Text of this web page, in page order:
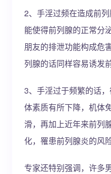
2、手淫过频在造成前
能使得前列腺的正常分
朋友的排泄功能构成危
列腺的话同样容易诱发
3、手淫过于频繁的话
体素质有所下降，机体
滑，再加上近年来前列
化，罹患前列腺炎的风
专家还特别强调，许多